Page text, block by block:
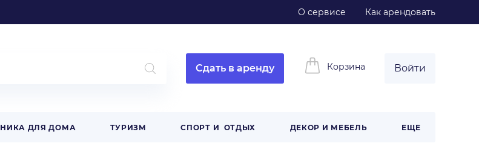
О сервисе Как арендовать
Сдать в аренду Корзина Войти
ДЛЯ ДОМА ТУРИЗМ СПОРТ И ОТДЫХ ДЕКОР И МЕБЕЛЬ ЕЩЕ